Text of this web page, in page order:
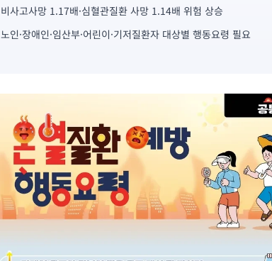
비사고사망 1.17배·심혈관질환 사망 1.14배 위험 상승
노인·장애인·임산부·어린이·기저질환자 대상별 행동요령 필요